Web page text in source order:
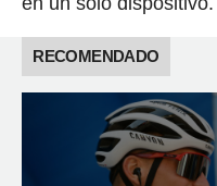
RECOMENDADO